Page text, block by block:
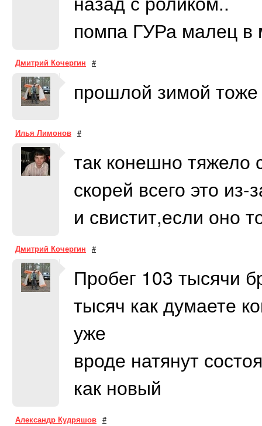
помпа ГУРа малец в
Дмитрий Кочергин #
прошлой зимой
Илья Лимонов #
так конешно тяжело
скорей всего это
и свистит,если оно
Дмитрий Кочергин #
Пробег 103 тысячи
тысяч как думаете
уже
вроде натянут
как новый
Александр Кудряшов #